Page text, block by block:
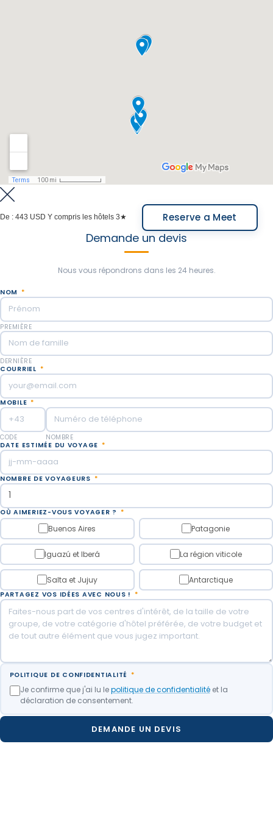
De : 443 USD Y compris les hôtels 3★ Reserve a Meet
Demande un devis
Nous vous répondrons dans les 24 heures.
NOM *
PREMIÈRE
DERNIÈRE
COURRIEL *
MOBILE *
CODE
NOMBRE
DATE ESTIMÉE DU VOYAGE *
NOMBRE DE VOYAGEURS *
OÙ AIMERIEZ-VOUS VOYAGER ? *
Buenos Aires Patagonie
Iguazú et Iberá La région viticole
Salta et Jujuy Antarctique
PARTAGEZ VOS IDÉES AVEC NOUS ! *
POLITIQUE DE CONFIDENTIALITÉ *
Je confirme que j'ai lu lepolitique de confidentialitéet la
déclaration de consentement.
DEMANDE UN DEVIS